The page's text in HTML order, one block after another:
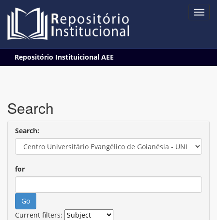
navigation
Repositório Instituicional AEE
Search
Search:
for
Current filters: